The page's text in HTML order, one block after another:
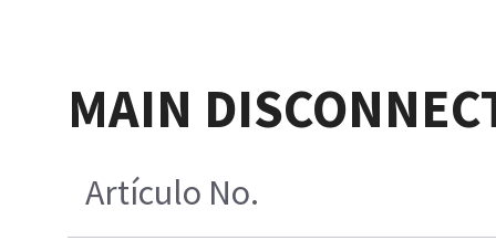
MAIN
Artículo No.